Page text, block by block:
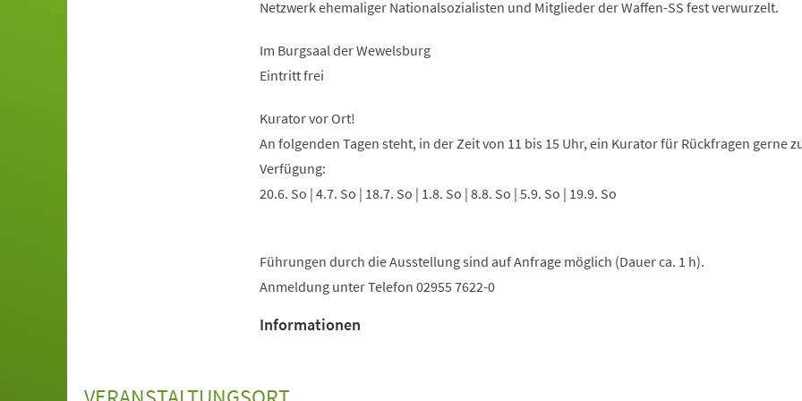
Netzwerk ehemaliger Nationalsozialisten und Mitglieder der Waffen-SS fest verwurzelt.
Im Burgsaal der Wewelsburg
Eintritt frei
Kurator vor Ort!
An folgenden Tagen steht, in der Zeit von 11 bis 15 Uhr, ein Kurator für Rückfragen gerne
Verfügung:
20.6. So | 4.7. So | 18.7. So | 1.8. So | 8.8. So | 5.9. So | 19.9. So
Führungen durch die Ausstellung sind auf Anfrage möglich (Dauer ca. 1 h).
Anmeldung unter Telefon 02955 7622-0
Informationen